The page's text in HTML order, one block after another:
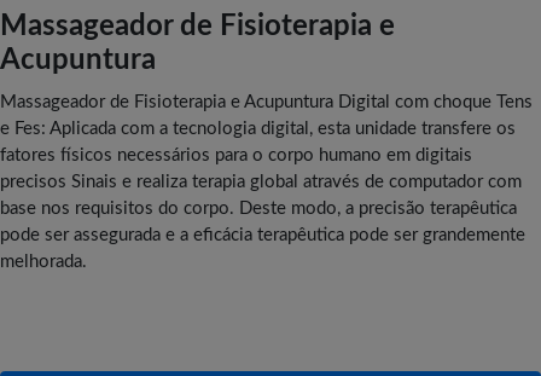
Massageador de Fisioterapia e
Acupuntura
Massageador de Fisioterapia e Acupuntura Digital com choque Tens
e Fes: Aplicada com a tecnologia digital, esta unidade transfere os
fatores físicos necessários para o corpo humano em digitais
precisos Sinais e realiza terapia global através de computador com
base nos requisitos do corpo. Deste modo, a precisão terapêutica
pode ser assegurada e a eficácia terapêutica pode ser grandemente
melhorada.